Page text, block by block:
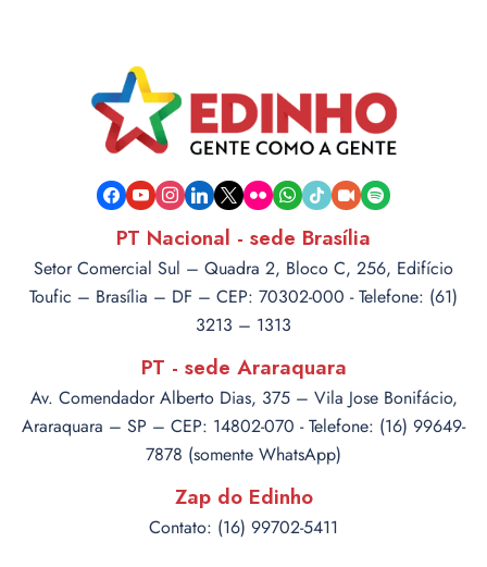
facebook
youtubeinstagram
linkedin
x flickrwhatsapp
tiktokvideo-spotify
PT Nacional - sede Brasília
Setor Comercial Sul – Quadra 2, Bloco C, 256, Edifício
Toufic – Brasília – DF – CEP: 70302-000 - Telefone: (61)
3213 – 1313
PT - sede Araraquara
Av. Comendador Alberto Dias, 375 – Vila Jose Bonifácio,
Araraquara – SP – CEP: 14802-070 - Telefone: (16) 99649-
7878 (somente WhatsApp)
Zap do Edinho
Contato: (16) 99702-5411